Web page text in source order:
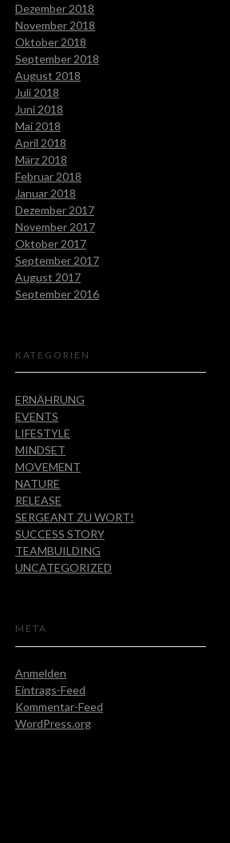
Dezember 2018
November 2018
Oktober 2018
September 2018
August 2018
Juli 2018
Juni 2018
Mai 2018
April 2018
März 2018
Februar 2018
Januar 2018
Dezember 2017
November 2017
Oktober 2017
September 2017
August 2017
September 2016
KATEGORIEN
ERNÄHRUNG
EVENTS
LIFESTYLE
MINDSET
MOVEMENT
NATURE
RELEASE
SERGEANT ZU WORT!
SUCCESS STORY
TEAMBUILDING
UNCATEGORIZED
META
Anmelden
Eintrags-Feed
Kommentar-Feed
WordPress.org